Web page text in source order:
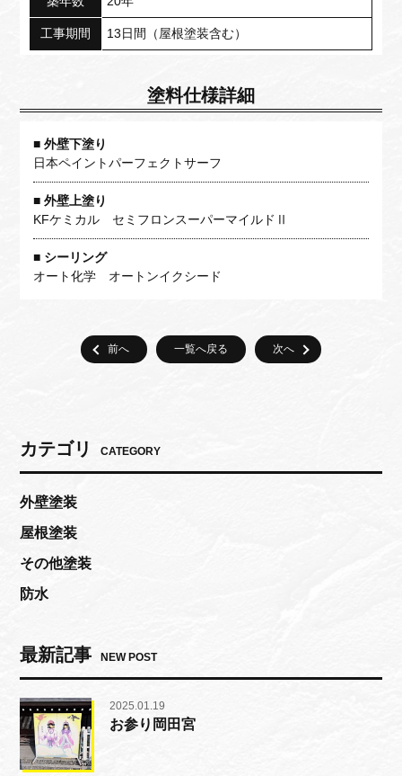
工事期間 13日間（屋根塗装含む）
塗料仕様詳細
外壁下塗り
日本ペイントパーフェクトサーフ
外壁上塗り
KFケミカル セミフロンスーパーマイルドⅡ
シーリング
オート化学 オートンイクシード
一覧へ戻る
カテゴリ CATEGORY
外壁塗装
屋根塗装
その他塗装
防水
最新記事 NEW POST
2025.01.19
お参り岡田宮